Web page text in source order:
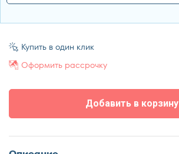
70x170
70x180
70x185
70x195
75x195
Добавить в корзину
Купить в один клик
Оформить рассрочку